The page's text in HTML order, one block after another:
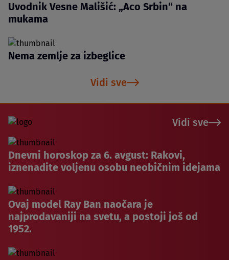
Uvodnik Vesne Mališić: „Aco Srbin“ na
mukama
Nema zemlje za izbeglice
Vidi sve
Vidi sve
Dnevni horoskop za 6. avgust: Rakovi,
iznenadite voljenu osobu neobičnim idejama
Ovaj model Ray Ban naočara je
najprodavaniji na svetu, a postoji još od
1952.